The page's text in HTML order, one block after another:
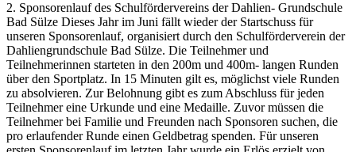
2. Sponsorenlauf des Schulfördervereins der Dahlien- Grundschule
Bad Sülze Dieses Jahr im Juni fällt wieder der Startschuss für
unseren Sponsorenlauf, organisiert durch den Schulförderverein der
Dahliengrundschule Bad Sülze. Die Teilnehmer und
Teilnehmerinnen starteten in den 200m und 400m- langen Runden
über den Sportplatz. In 15 Minuten gilt es, möglichst viele Runden
zu absolvieren. Zur Belohnung gibt es zum Abschluss für jeden
Teilnehmer eine Urkunde und eine Medaille. Zuvor müssen die
Teilnehmer bei Familie und Freunden nach Sponsoren suchen, die
pro erlaufender Runde einen Geldbetrag spenden. Für unseren